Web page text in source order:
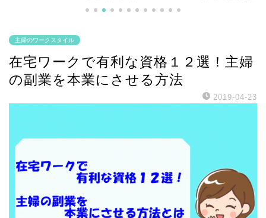
主婦のワークスタイル
在宅ワークで有利な資格１２選！主婦
の副業を本業にさせる方法
2019-04-23